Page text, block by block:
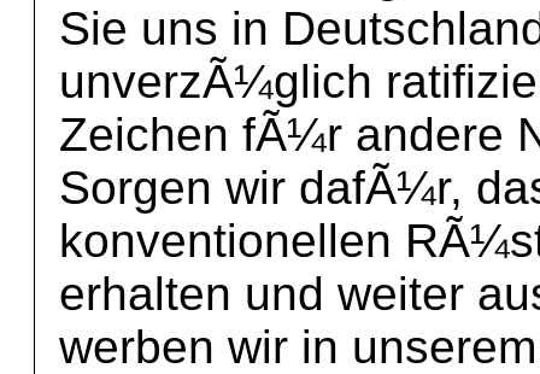
Sie uns in
unverzÃ¼glich
Zeichen fÃ¼r andere
Sorgen wir dafÃ¼r,
konventionellen
erhalten und weiter
werben wir in